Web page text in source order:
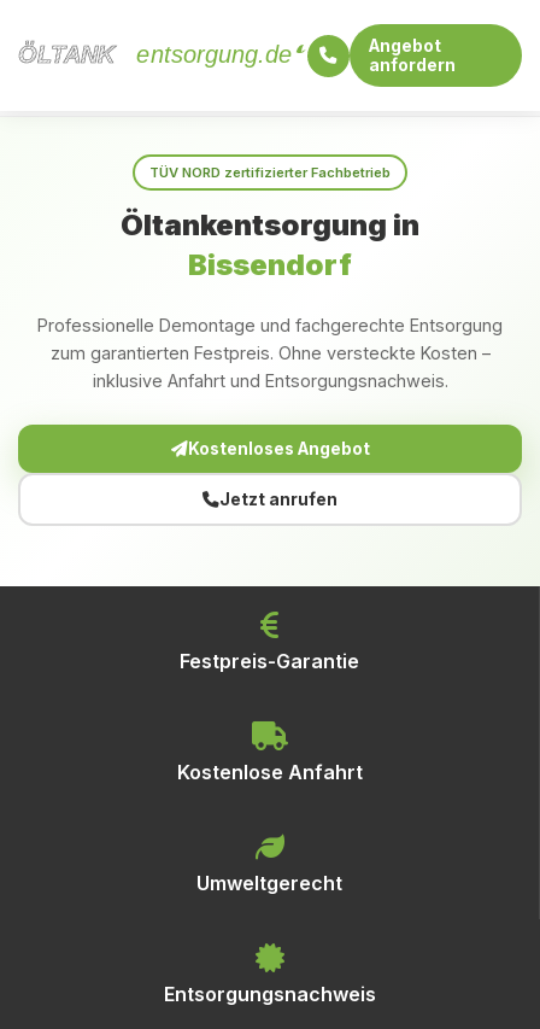
ÖLTANK
ÖLTANK entsorgung.de
Angebot
anfordern
TÜV NORD zertifizierter Fachbetrieb
Öltankentsorgung in
Bissendorf
Professionelle Demontage und fachgerechte Entsorgung
zum garantierten Festpreis. Ohne versteckte Kosten –
inklusive Anfahrt und Entsorgungsnachweis.
Kostenloses Angebot
Jetzt anrufen
Festpreis-Garantie
Kostenlose Anfahrt
Umweltgerecht
Entsorgungsnachweis